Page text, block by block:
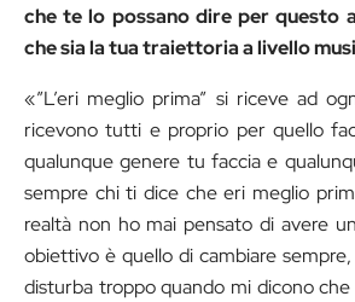
che te lo possano dire per questo
che sia la tua traiettoria a livello
«”L’eri meglio prima” si riceve ad
ricevono tutti e proprio per quello
qualunque genere tu faccia e
sempre chi ti dice che eri meglio
realtà non ho mai pensato di avere
obiettivo è quello di cambiare
disturba troppo quando mi dicono